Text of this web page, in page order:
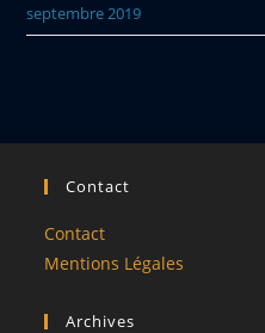
septembre 2019
Contact
Contact
Mentions Légales
Archives